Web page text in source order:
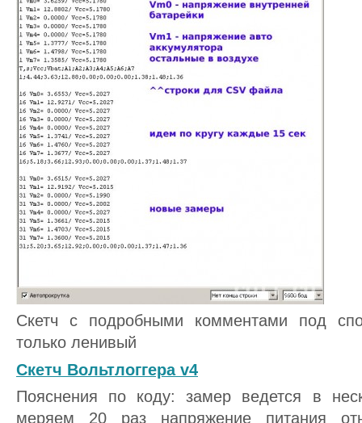
Скетч с подробными комментами под
только ленивый
Скетч Вольтлоггера v4
Пояснения по коду: замер ведется в
меряем 20 раз напряжение питания